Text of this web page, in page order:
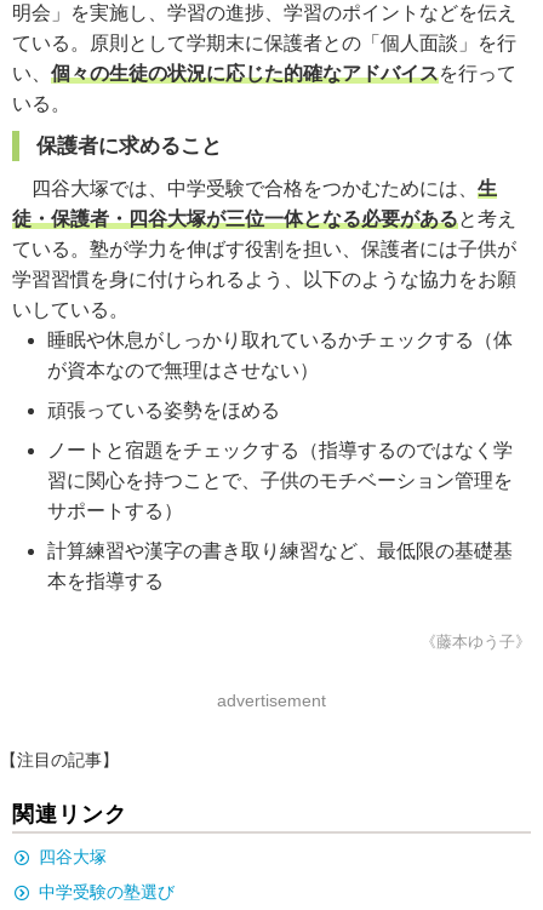
明会」を実施し、学習の進捗、学習のポイントなどを伝え
ている。原則として学期末に保護者との「個人面談」を行
い、 個々の生徒の状況に応じた的確なアドバイスを行って
いる。
保護者に求めること
四谷大塚では、中学受験で合格をつかむためには、 生
徒・保護者・四谷大塚が三位一体となる必要があると考え
ている。塾が学力を伸ばす役割を担い、保護者には子供が
学習習慣を身に付けられるよう、以下のような協力をお願
いしている。
睡眠や休息がしっかり取れているかチェックする（体
が資本なので無理はさせない）
頑張っている姿勢をほめる
ノートと宿題をチェックする（指導するのではなく学
習に関心を持つことで、子供のモチベーション管理を
サポートする）
計算練習や漢字の書き取り練習など、最低限の基礎基
本を指導する
《藤本ゆう子》
advertisement
【注目の記事】
関連リンク
四谷大塚
中学受験の塾選び